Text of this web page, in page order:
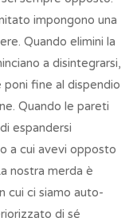
impongono una
Quando elimini la
a disintegrarsi,
poni fine al dispendio
Quando le pareti
espandersi
a cui avevi opposto
nostra merda è
cui ci siamo auto-
di sé